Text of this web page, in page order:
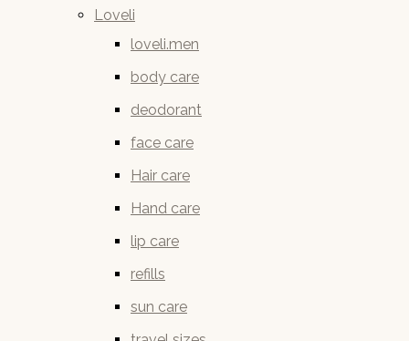
Loveli
loveli.men
body care
deodorant
face care
Hair care
Hand care
lip care
refills
sun care